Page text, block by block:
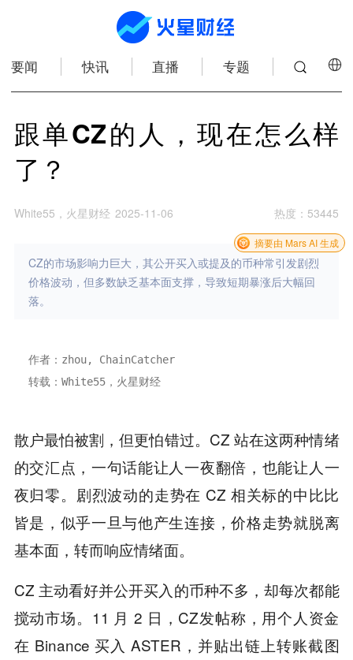
要闻 快讯 直播 专题
跟单CZ的人，现在怎么样
了？
White55，火星财经 2025-11-06 热度 ： 53445
CZ的市场影响力巨大，其公开买入或提及的币种常引发剧烈
价格波动，但多数缺乏基本面支撑，导致短期暴涨后大幅回
落。
摘要由 Mars AI 生成
作者：zhou, ChainCatcher
转载：White55，火星财经
散户最怕被割，但更怕错过。CZ 站在这两种情绪
的交汇点，一句话能让人一夜翻倍，也能让人一
夜归零。剧烈波动的走势在 CZ 相关标的中比比
皆是，似乎一旦与他产生连接，价格走势就脱离
基本面，转而响应情绪面。
CZ 主动看好并公开买入的币种不多，却每次都能
搅动市场。11 月 2 日，CZ发帖称，用个人资金
在 Binance 买入 ASTER，并贴出链上转账截图